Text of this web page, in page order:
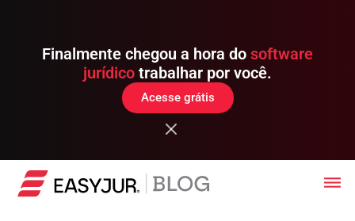
Finalmente chegou a hora do software
jurídico trabalhar por você.
Acesse grátis